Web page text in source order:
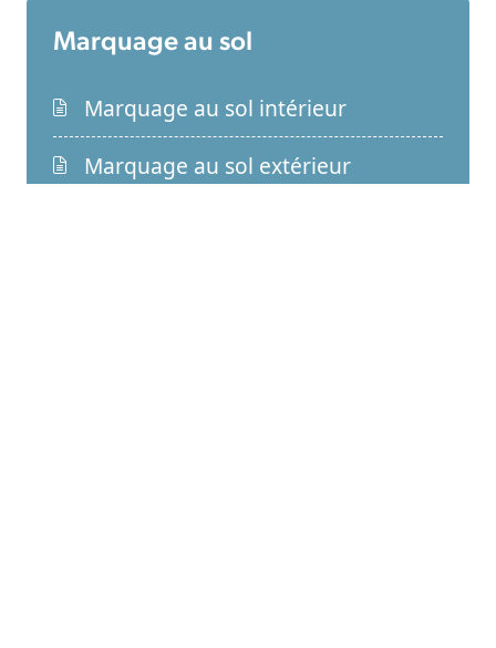
Marquage au sol
Marquage au sol intérieur
Marquage au sol extérieur